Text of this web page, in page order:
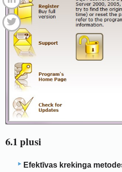
6.1 plusi
Efektīvas krekinga